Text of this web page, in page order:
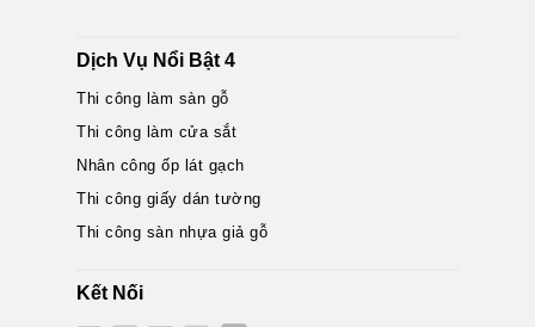
Dịch Vụ Nổi Bật 4
Thi công làm sàn gỗ
Thi công làm cửa sắt
Nhân công ốp lát gạch
Thi công giấy dán tường
Thi công sàn nhựa giả gỗ
Kết Nối